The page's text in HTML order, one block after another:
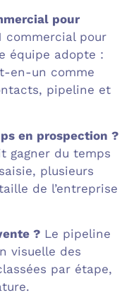
pour
commercial pour
équipe adopte :
en-un comme
pipeline et
en prospection ?
gagner du temps
plusieurs
de l’entreprise
? Le pipeline
visuelle des
par étape,